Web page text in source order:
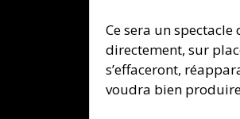
Ce sera un
directement, sur
s’effaceront,
voudra bien